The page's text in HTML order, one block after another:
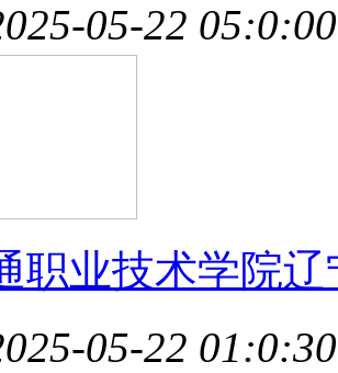
05-22 05:0:00
职业技术学院辽
05-22 01:0:30